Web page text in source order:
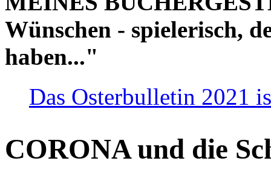
Wünschen - spielerisch,
haben..."
Das Osterbulletin 2021
CORONA und die